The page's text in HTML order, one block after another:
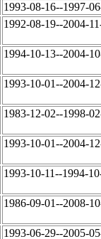
1993-08-16--1997-
1992-08-19--2004-
1994-10-13--2004-
1993-10-01--2004-
1983-12-02--1998-
1993-10-01--2004-
1993-10-11--1994-
1986-09-01--2008-
1993-06-29--2005-